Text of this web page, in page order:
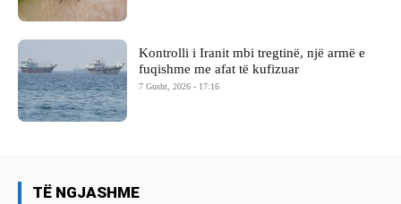
Kontrolli i Iranit mbi tregtinë, një armë e
fuqishme me afat të kufizuar
7 Gusht, 2026 - 17:16
TË NGJASHME